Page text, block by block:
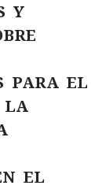
Y
PARA EL
LA
EL